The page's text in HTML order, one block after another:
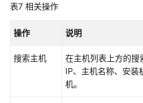
测
览
表7 相关操作
操作 说明
搜索主机
在主机列表上方的搜
IP、主机名称、安装
机。